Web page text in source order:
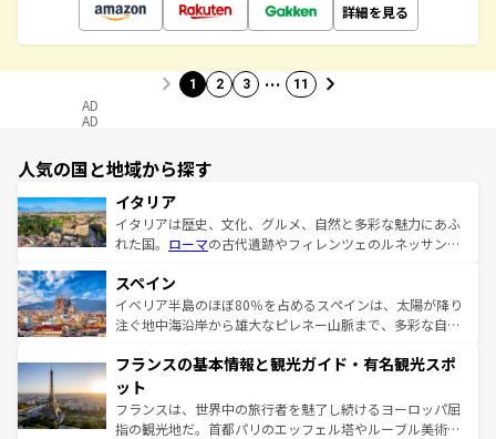
詳細を見る
1 2 3 … 11
AD
AD
人気の国と地域から探す
イタリア
イタリアは歴史、文化、グルメ、自然と多彩な魅力にあふ
れた国。 ローマの古代遺跡やフィレンツェのルネッサンス
ろん、トスカーナの美しい田園風景やアマルフィ海岸の絶
景など、自然景観も見逃せない。観光の合間には、本場の
ピザやパスタなど、絶品のイタリア料理を堪能することも
ませてくれるイタリアで、忘れられない旅をしてみよう！
なお、新着のイタリア情報は
しい。
スペイン
イベリア半島のほぼ80％を占めるスペインは、太陽が降り
注ぐ地中海沿岸から雄大なピレネー山脈まで、多彩な自然
文化が根付くこの国では、情熱的なフラメンコ、熱気あふ
れる闘牛、そして美味しいタパスが生活の一部となってい
る。首都マドリードの洗練された雰囲気や、バルセロナの
アートに溢れた街角から、地方では古代ローマ遺跡や中世
フランスの基本情報と観光ガイド・有名観光スポ
ット
フランスは、世界中の旅行者を魅了し続けるヨーロッパ屈
指の観光地だ。首都パリのエッフェル塔やルーブル美術館